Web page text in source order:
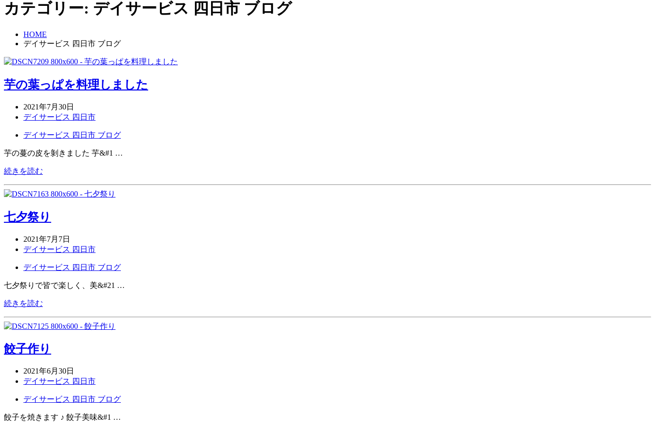
カテゴリー: デイサービス 四日市 ブログ
HOME
デイサービス 四日市 ブログ
芋の葉っぱを料理しました
2021年7月30日
デイサービス 四日市
デイサービス 四日市 ブログ
芋の蔓の皮を剝きました 芋&#1 …
続きを読む
七夕祭り
2021年7月7日
デイサービス 四日市
デイサービス 四日市 ブログ
七夕祭りで皆で楽しく、美&#21 …
続きを読む
餃子作り
2021年6月30日
デイサービス 四日市
デイサービス 四日市 ブログ
餃子を焼きます ♪ 餃子美味&#1 …